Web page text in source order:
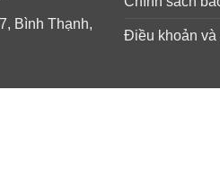
chống viêm
Bình Thạnh,
Điều khoản và